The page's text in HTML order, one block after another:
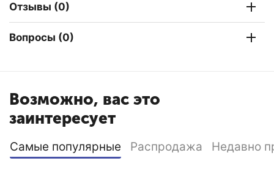
Отзывы (0)
Вопросы (0)
Возможно, вас это
заинтересует
Самые популярные Распродажа Недавно